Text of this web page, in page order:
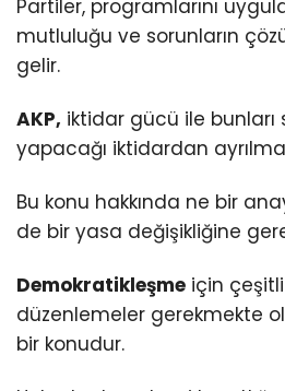
Partiler, programlarını
mutluluğu ve sorunların
gelir.
AKP, iktidar gücü ile bunları
yapacağı iktidardan
Bu konu hakkında ne bir
de bir yasa değişikliğine
Demokratikleşme için
düzenlemeler gerekmekte
bir konudur.